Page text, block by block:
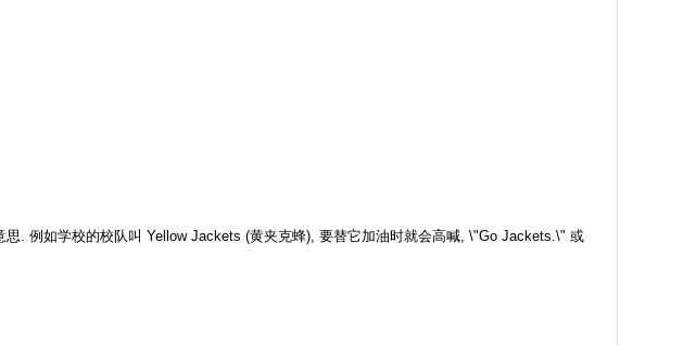
. 例如学校的校队叫 Yellow Jackets (黄夹克蜂), 要替它加油时就会高喊, \"Go Jackets.\" 或